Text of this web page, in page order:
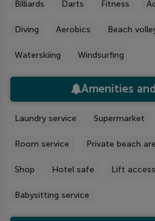
Billiards Darts Fitness
Diving Aerobics Beach
Waterskiing Windsurfing
Amenities
Laundry service Supermarket
Room service Private beach
Shop Hotel safe Lift access
Babysitting service